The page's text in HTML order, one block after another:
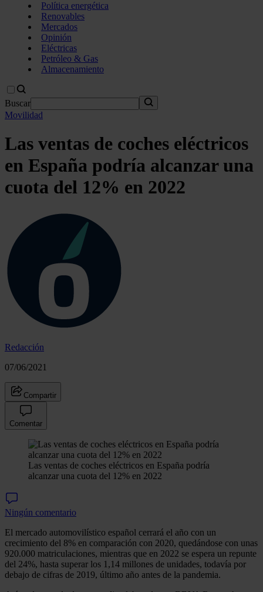
Política energética
Renovables
Mercados
Opinión
Eléctricas
Petróleo & Gas
Almacenamiento
Buscar
Movilidad
Las ventas de coches eléctricos
en España podría alcanzar una
cuota del 12% en 2022
Redacción
07/06/2021
Compartir
Comentar
Las ventas de coches eléctricos en España podría
alcanzar una cuota del 12% en 2022
Ningún comentario
El mercado automovilístico español cerrará el año con un
crecimiento del 8% en comparación con 2020, quedándose con unas
920.000 matriculaciones, mientras que en 2022 se espera un repunte
del 24%, hasta superar los 1,14 millones de unidades, todavía por
debajo de cifras de 2019, último año antes de la pandemia.